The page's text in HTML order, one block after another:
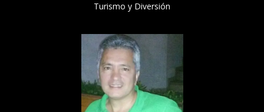
Turismo y Diversión